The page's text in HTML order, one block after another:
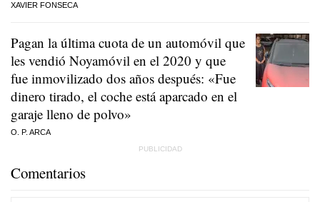
XAVIER FONSECA
Pagan la última cuota de un automóvil que
les vendió Noyamóvil en el 2020 y que
fue inmovilizado dos años después: «Fue
dinero tirado, el coche está aparcado en el
garaje lleno de polvo»
O. P. ARCA
Comentarios